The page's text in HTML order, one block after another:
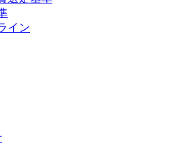
イン